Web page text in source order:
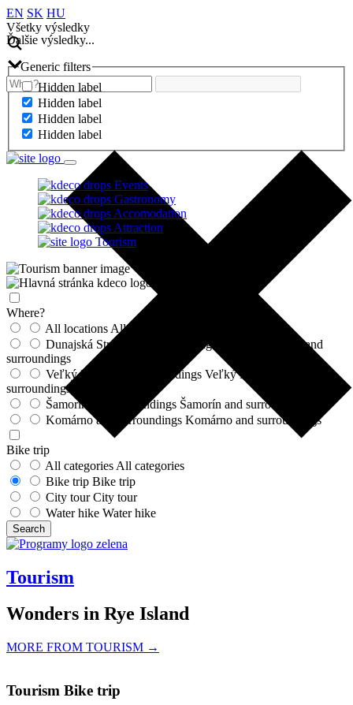
EN SK HU
Všetky výsledky
Ďalšie výsledky...
Generic filters
Hidden label
Hidden label
Hidden label
Hidden label
Events
Gastronomy
Accomodation
Attraction
Tourism
Where?
All locations All locations
Dunajská Streda and surroundings
Dunajská Streda and
surroundings
Veľký Meder and surroundings Veľký Meder and
surroundings
Šamorín and surroundings Šamorín and surroundings
Komárno and surroundings Komárno and surroundings
Bike trip
All categories All categories
Bike trip Bike trip
City tour City tour
Water hike Water hike
Search
Tourism
Wonders in Rye Island
MORE FROM TOURISM →
Tourism Bike trip